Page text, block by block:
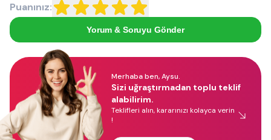
Puanınız:
Yorum & Soruyu Gönder
Merhaba ben, Aysu.
Sizi uğraştırmadan toplu teklif
alabilirim.
Teklifleri alın, kararınızı kolayca verin
!